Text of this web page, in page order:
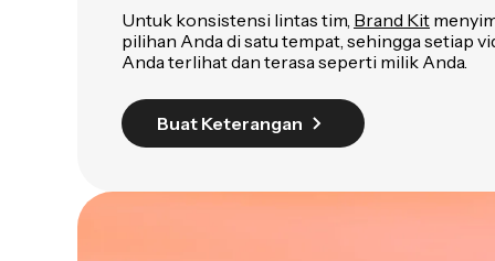
Untuk konsistensi lintas tim, Brand Kit
pilihan Anda di satu tempat, sehingga setiap
Anda terlihat dan terasa seperti milik Anda.
Buat Keterangan